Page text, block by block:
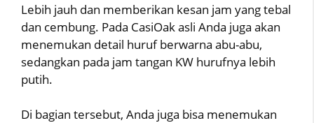
Lebih jauh dan memberikan kesan jam yang tebal
dan cembung. Pada CasiOak asli Anda juga akan
menemukan detail huruf berwarna abu-abu,
sedangkan pada jam tangan KW hurufnya lebih
putih.
Di bagian tersebut, Anda juga bisa menemukan